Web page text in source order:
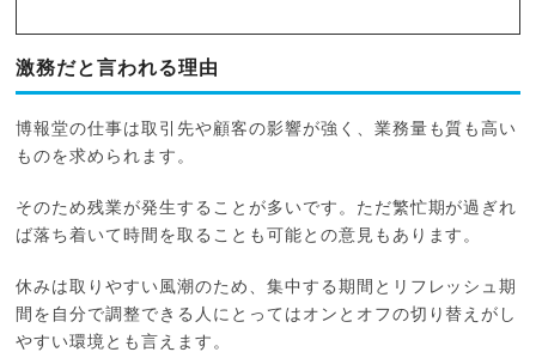
激務だと言われる理由
博報堂の仕事は取引先や顧客の影響が強く、業務量も質も高い
ものを求められます。
そのため残業が発生することが多いです。ただ繁忙期が過ぎれ
ば落ち着いて時間を取ることも可能との意見もあります。
休みは取りやすい風潮のため、集中する期間とリフレッシュ期
間を自分で調整できる人にとってはオンとオフの切り替えがし
やすい環境とも言えます。